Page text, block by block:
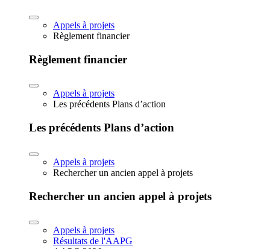
Appels à projets
Règlement financier
Règlement financier
Appels à projets
Les précédents Plans d’action
Les précédents Plans d’action
Appels à projets
Rechercher un ancien appel à projets
Rechercher un ancien appel à projets
Appels à projets
Résultats de l'AAPG